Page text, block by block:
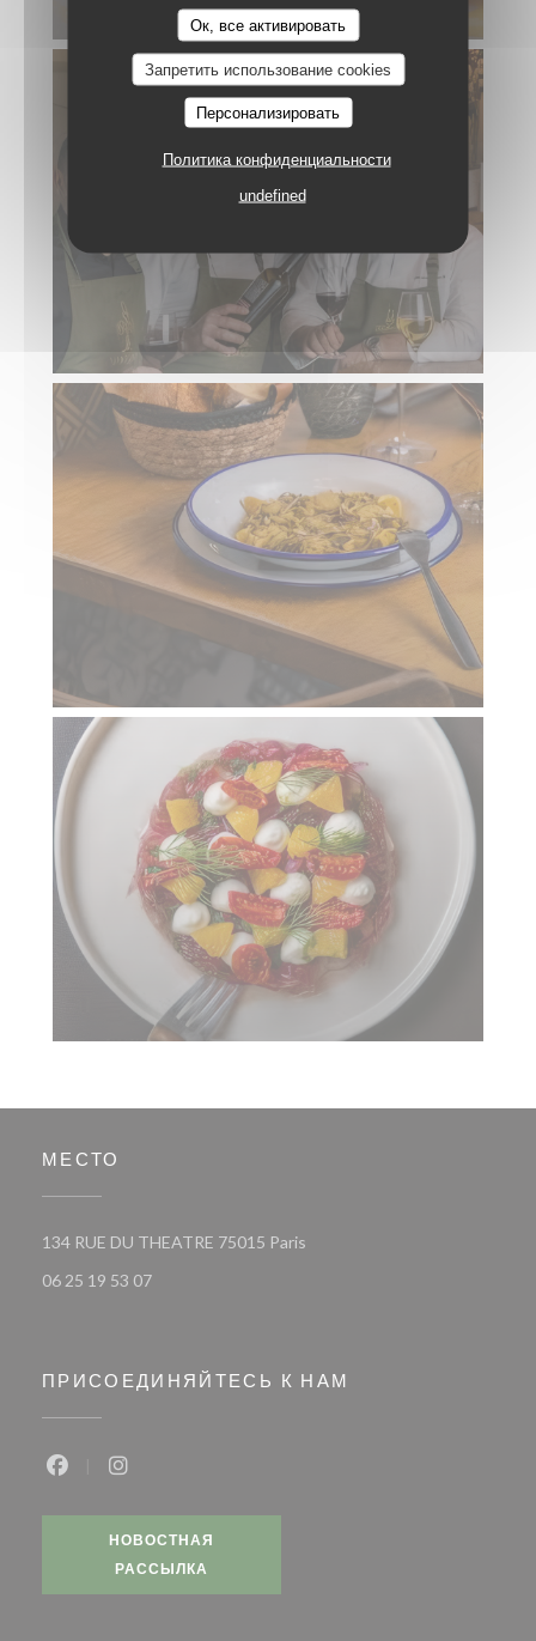
Ок, все активировать
Запретить использование cookies
Персонализировать
Политика конфиденциальности
undefined
МЕСТО
134 RUE DU THEATRE 75015 Paris
06 25 19 53 07
ПРИСОЕДИНЯЙТЕСЬ К НАМ
НОВОСТНАЯ
РАССЫЛКА